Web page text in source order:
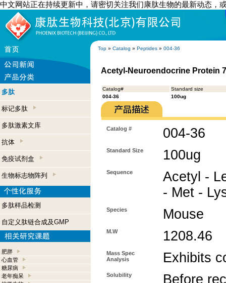
中文网站正在持续更新中，请密切关注我们康肽生物的最新动态，
Top » Catalog » Peptides » 004-36
多肽
标记多肽
多肽激素文库
抗体
免疫试剂盒
生物标志物阵列
多肽样品检测
自定义肽链合成及GMP
肥胖
心血管
糖尿病
老年痴呆
Acetyl-Neuroendocrine Protein
Catalog#
Standard size
004-36
100ug
Catalog # 004-36
Standard Size 100ug
Sequence
Acetyl -
- Met -
Species Mouse
M.W 1208.46
Mass Spec
Analysis
Exhibits
Solubility
Before